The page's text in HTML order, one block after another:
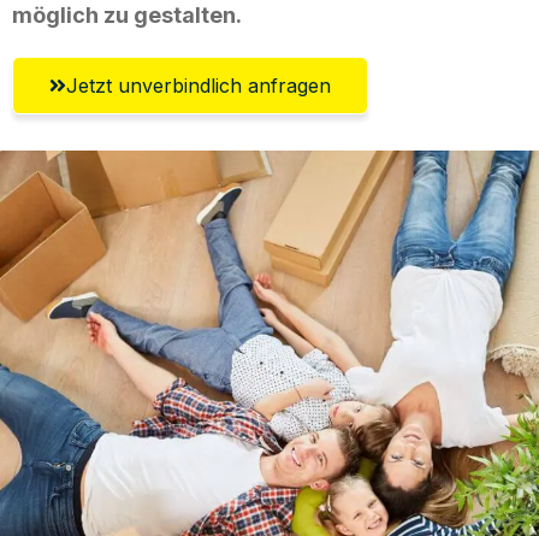
möglich zu gestalten.
Jetzt unverbindlich anfragen